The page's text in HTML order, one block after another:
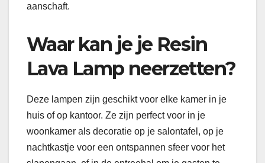
aanschaft.
Waar kan je je Resin
Lava Lamp neerzetten?
Deze lampen zijn geschikt voor elke kamer in je
huis of op kantoor. Ze zijn perfect voor in je
woonkamer als decoratie op je salontafel, op je
nachtkastje voor een ontspannen sfeer voor het